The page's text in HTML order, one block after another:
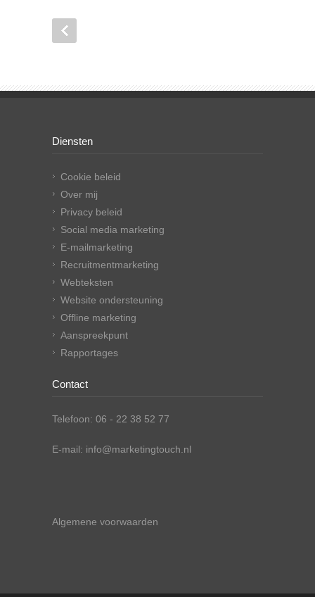
Diensten
Cookie beleid
Over mij
Privacy beleid
Social media marketing
E-mailmarketing
Recruitmentmarketing
Webteksten
Website ondersteuning
Offline marketing
Aanspreekpunt
Rapportages
Contact
Telefoon: 06 - 22 38 52 77
E-mail: info@marketingtouch.nl
Algemene voorwaarden